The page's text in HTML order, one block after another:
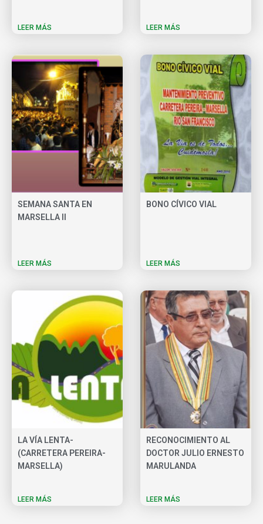
LEER MÁS LEER MÁS
SEMANA SANTA EN
MARSELLA II
LEER MÁS
BONO CÍVICO VIAL
LEER MÁS
LA VÍA LENTA-
(CARRETERA PEREIRA-
MARSELLA)
LEER MÁS
RECONOCIMIENTO AL
DOCTOR JULIO ERNESTO
MARULANDA
LEER MÁS